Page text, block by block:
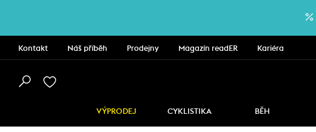
Kontakt Náš příběh Prodejny Magazín readER Kariéra
VÝPRODEJ CYKLISTIKA BĚH